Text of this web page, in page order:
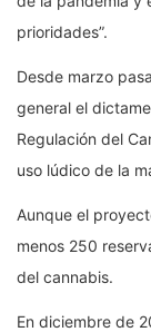
prioridades”.
Desde marzo
general el
Regulación del
uso lúdico de la
Aunque el
menos 250
del cannabis.
En diciembre de